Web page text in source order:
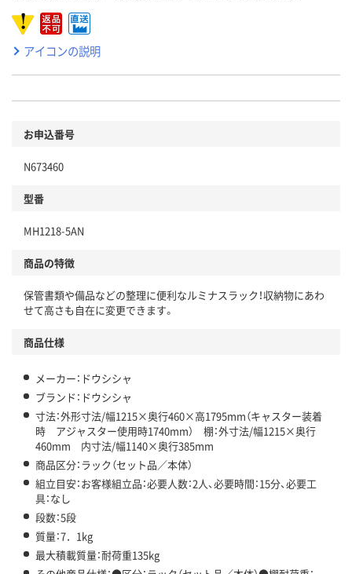
アイコンの説明
お申込番号
N673460
型番
MH1218-5AN
商品の特徴
保管書類や備品などの整理に便利なルミナスラック！収納物にあわ
せて高さも自在に変更できます。
商品仕様
メーカー：ドウシシャ
ブランド：ドウシシャ
寸法：外形寸法/幅1215×奥行460×高1795mm（キャスター装着
時 アジャスター使用時1740mm） 棚：外寸法/幅1215×奥行
460mm 内寸法/幅1140×奥行385mm
商品区分：ラック（セット品／本体）
組立目安：お客様組立品：必要人数：2人、必要時間：15分、必要工
具：なし
段数：5段
質量：7．1kg
最大積載質量：耐荷重135kg